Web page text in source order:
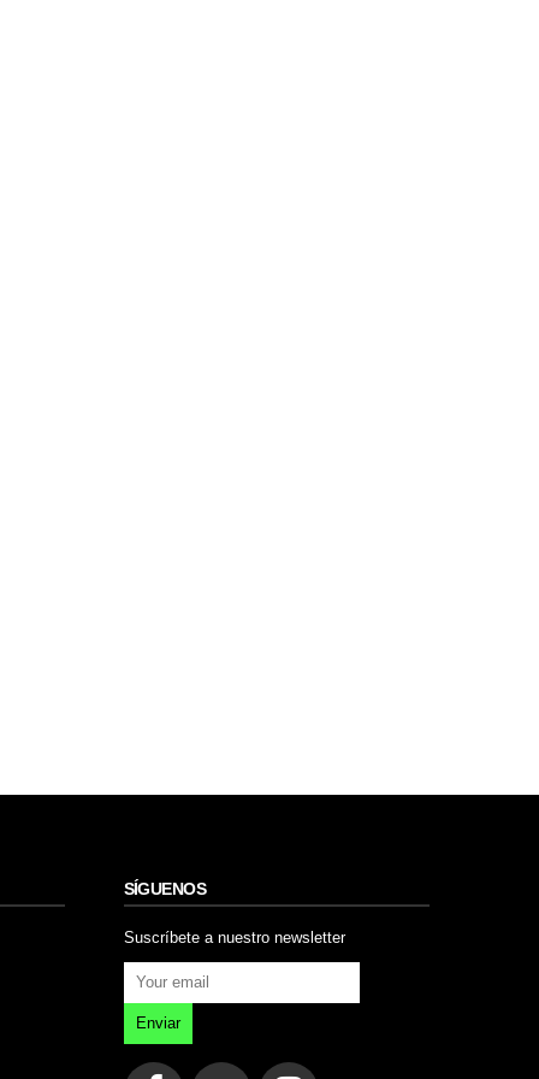
SÍGUENOS
Suscríbete a nuestro newsletter
Enviar